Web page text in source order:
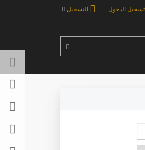
التسجيل تسجيل الدخول